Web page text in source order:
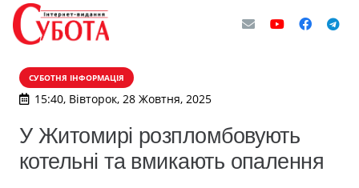
СУБОТНЯ ІНФОРМАЦІЯ
15:40, Вівторок, 28 Жовтня, 2025
У Житомирі розпломбовують
котельні та вмикають опалення